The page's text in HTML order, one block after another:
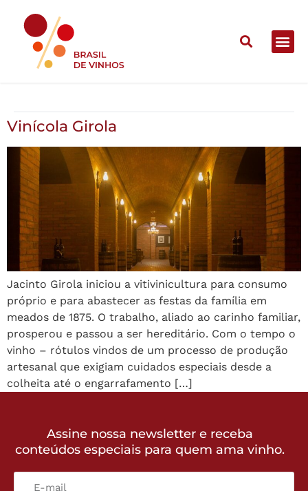
Vinícola Girola
Vinícola Girola
Jacinto Girola iniciou a vitivinicultura para consumo
próprio e para abastecer as festas da família em
meados de 1875. O trabalho, aliado ao carinho familiar,
prosperou e passou a ser hereditário. Com o tempo o
vinho – rótulos vindos de um processo de produção
artesanal que exigiam cuidados especiais desde a
colheita até o engarrafamento […]
Assine nossa newsletter e receba
conteúdos especiais para quem ama vinho.